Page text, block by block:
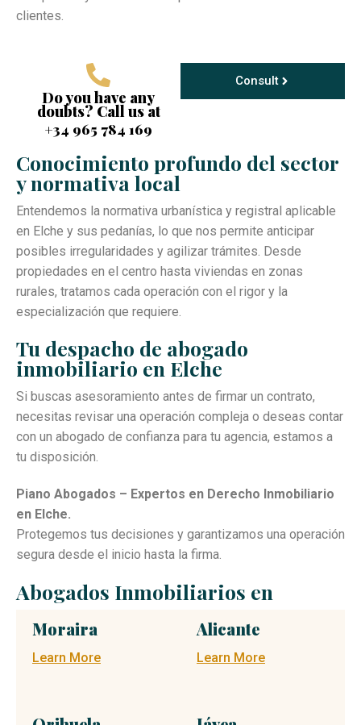
clientes.
Do you have any
doubts? Call us at
+34 965 784 169
Consult
Conocimiento profundo del sector
y normativa local
Entendemos la normativa urbanística y registral aplicable
en Elche y sus pedanías, lo que nos permite anticipar
posibles irregularidades y agilizar trámites. Desde
propiedades en el centro hasta viviendas en zonas
rurales, tratamos cada operación con el rigor y la
especialización que requiere.
Tu despacho de abogado
inmobiliario en Elche
Si buscas asesoramiento antes de firmar un contrato,
necesitas revisar una operación compleja o deseas contar
con un abogado de confianza para tu agencia, estamos a
tu disposición.
Piano Abogados – Expertos en Derecho Inmobiliario
en Elche.
Protegemos tus decisiones y garantizamos una operación
segura desde el inicio hasta la firma.
Abogados Inmobiliarios en
Moraira
Learn More
Alicante
Learn More